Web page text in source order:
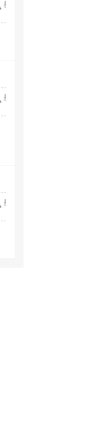
舉
舉
舉